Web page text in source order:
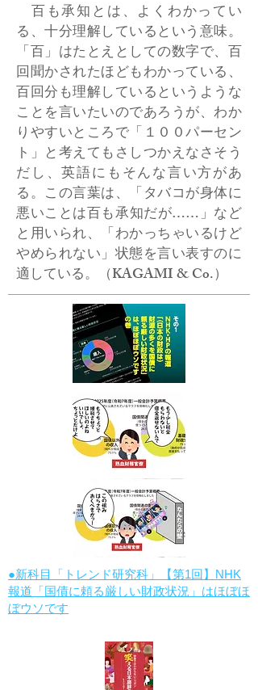
百も承知とは、よくわかってい
る、十分理解しているという意味。
「百」はたとえとしての数字で、百
回聞かされたほどもわかっている、
百回分も理解しているというような
ことを言いたいのであろうが、わか
りやすいところで「１００パーセン
ト」と考えてもさしつかえなさそう
だし、英語にもそんな言い方があ
る。この言葉は、「タバコが身体に
悪いことは百も承知だが……」など
と用いられ、「わかっちゃいるけど
やめられない」状態を言い表すのに
適している。（KAGAMI & Co.）
●新科目「トレンド研究科」【第1回】NHK
報道「国債に頼る厳しい財政状況」はほぼほ
ぼウソです